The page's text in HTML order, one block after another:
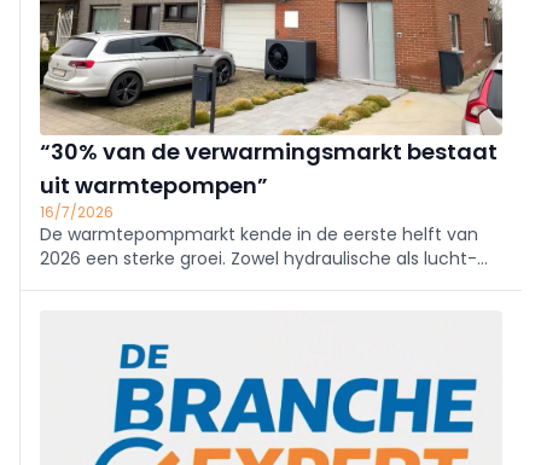
“30% van de verwarmingsmarkt bestaat
uit warmtepompen”
16/7/2026
De warmtepompmarkt kende in de eerste helft van
2026 een sterke groei. Zowel hydraulische als lucht-